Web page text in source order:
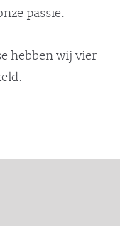
passie.
hebben wij vier